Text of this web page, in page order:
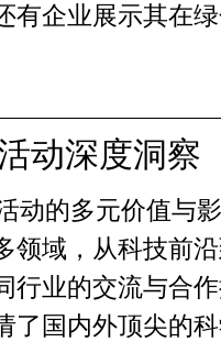
有企业展示其在
动深度洞察
动的多元价值与
领域，从科技前
行业的交流与合
了国内外顶尖的